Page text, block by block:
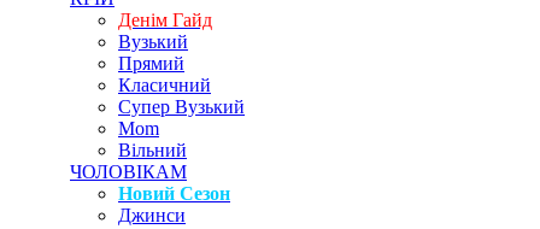
Денім Гайд
Вузький
Прямий
Класичний
Супер Вузький
Mom
Вільний
ЧОЛОВІКАМ
Новий Сезон
Джинси